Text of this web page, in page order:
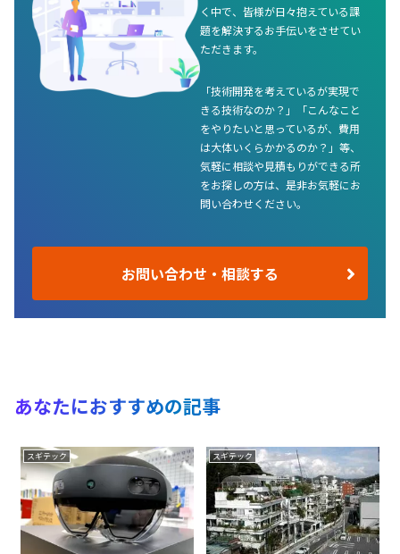
く中で、皆様が日々抱えている課
題を解決するお手伝いをさせてい
ただきます。
「技術開発を考えているが実現で
きる技術なのか？」「こんなこと
をやりたいと思っているが、費用
は大体いくらかかるのか？」等、
気軽に相談や見積もりができる所
をお探しの方は、是非お気軽にお
問い合わせください。
お問い合わせ・相談する
あなたにおすすめの記事
スギテック スギテック